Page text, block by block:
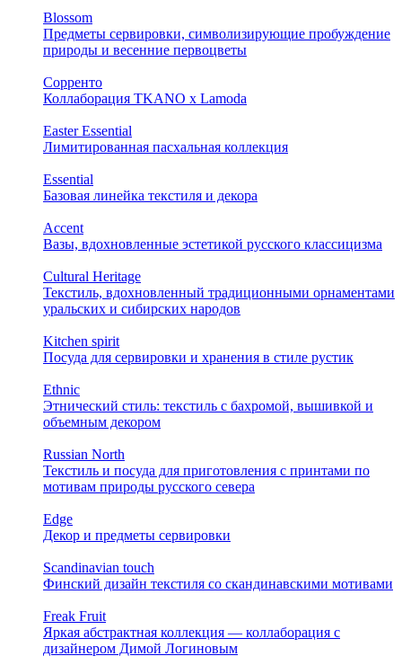
Blossom
Предметы сервировки, символизирующие пробуждение
природы и весенние первоцветы
Сорренто
Коллаборация TKANO х Lamoda
Easter Essential
Лимитированная пасхальная коллекция
Essential
Базовая линейка текстиля и декора
Accent
Вазы, вдохновленные эстетикой русского классицизма
Cultural Heritage
Текстиль, вдохновленный традиционными орнаментами
уральских и сибирских народов
Kitchen spirit
Посуда для сервировки и хранения в стиле рустик
Ethnic
Этнический стиль: текстиль с бахромой, вышивкой и
объемным декором
Russian North
Текстиль и посуда для приготовления с принтами по
мотивам природы русского севера
Edge
Декор и предметы сервировки
Scandinavian touch
Финский дизайн текстиля со скандинавскими мотивами
Freak Fruit
Яркая абстрактная коллекция — коллаборация с
дизайнером Димой Логиновым